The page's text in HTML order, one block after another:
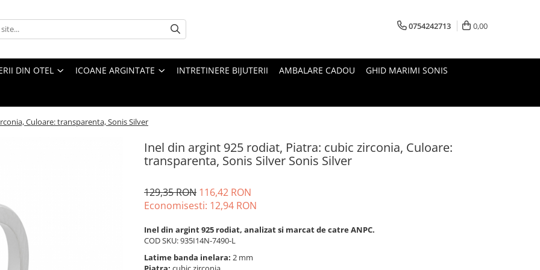
0754242713 0,00
DIN OTEL ICOANE ARGINTATE INTRETINERE BIJUTERII AMBALARE CADOU GHID MARIMI SONIS
Culoare: transparenta, Sonis Silver
Inel din argint 925 rodiat, Piatra: cubic zirconia, Culoare:
transparenta, Sonis Silver Sonis Silver
129,35 RON 116,42 RON
Economisesti: 12,94 RON
Inel din argint 925 rodiat, analizat si marcat de catre ANPC.
COD SKU: 935I14N-7490-L
Latime banda inelara: 2 mm